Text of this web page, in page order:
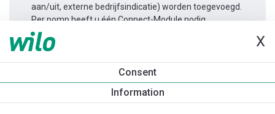
X
Consent
Information
aan/uit, externe bedrijfsindicatie) worden toegevoegd.
Per pomp heeft u één Connect-Module nodig.
Productinformatie
Yonos MAXO 80/0,5-12 PN10